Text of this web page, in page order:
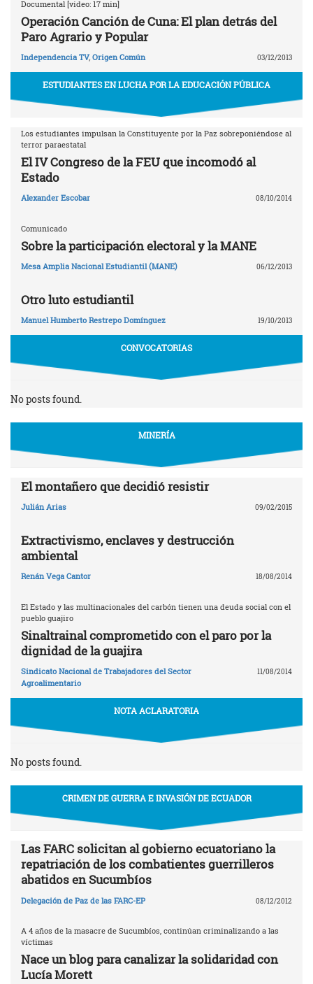
Documental [video: 17 min]
Operación Canción de Cuna: El plan detrás del
Paro Agrario y Popular
Independencia TV, Origen Común 03/12/2013
ESTUDIANTES EN LUCHA POR LA EDUCACIÓN PÚBLICA
Los estudiantes impulsan la Constituyente por la Paz sobreponiéndose al
terror paraestatal
El IV Congreso de la FEU que incomodó al
Estado
Alexander Escobar 08/10/2014
Comunicado
Sobre la participación electoral y la MANE
Mesa Amplia Nacional Estudiantil (MANE) 06/12/2013
Otro luto estudiantil
Manuel Humberto Restrepo Domínguez 19/10/2013
CONVOCATORIAS
No posts found.
MINERÍA
El montañero que decidió resistir
Julián Arias 09/02/2015
Extractivismo, enclaves y destrucción
ambiental
Renán Vega Cantor 18/08/2014
El Estado y las multinacionales del carbón tienen una deuda social con el
pueblo guajiro
Sinaltrainal comprometido con el paro por la
dignidad de la guajira
Sindicato Nacional de Trabajadores del Sector
Agroalimentario
11/08/2014
NOTA ACLARATORIA
No posts found.
CRIMEN DE GUERRA E INVASIÓN DE ECUADOR
Las FARC solicitan al gobierno ecuatoriano la
repatriación de los combatientes guerrilleros
abatidos en Sucumbíos
Delegación de Paz de las FARC-EP 08/12/2012
A 4 años de la masacre de Sucumbíos, continúan criminalizando a las
víctimas
Nace un blog para canalizar la solidaridad con
Lucía Morett